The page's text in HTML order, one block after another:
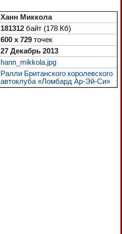
Ханн Миккола
181312 байт (178 Кб)
600 x 729 точек
27 Декабрь 2013
hann_mikkola.jpg
Ралли Британского королевского
автоклуба «Ломбард Ар-Эй-Си»